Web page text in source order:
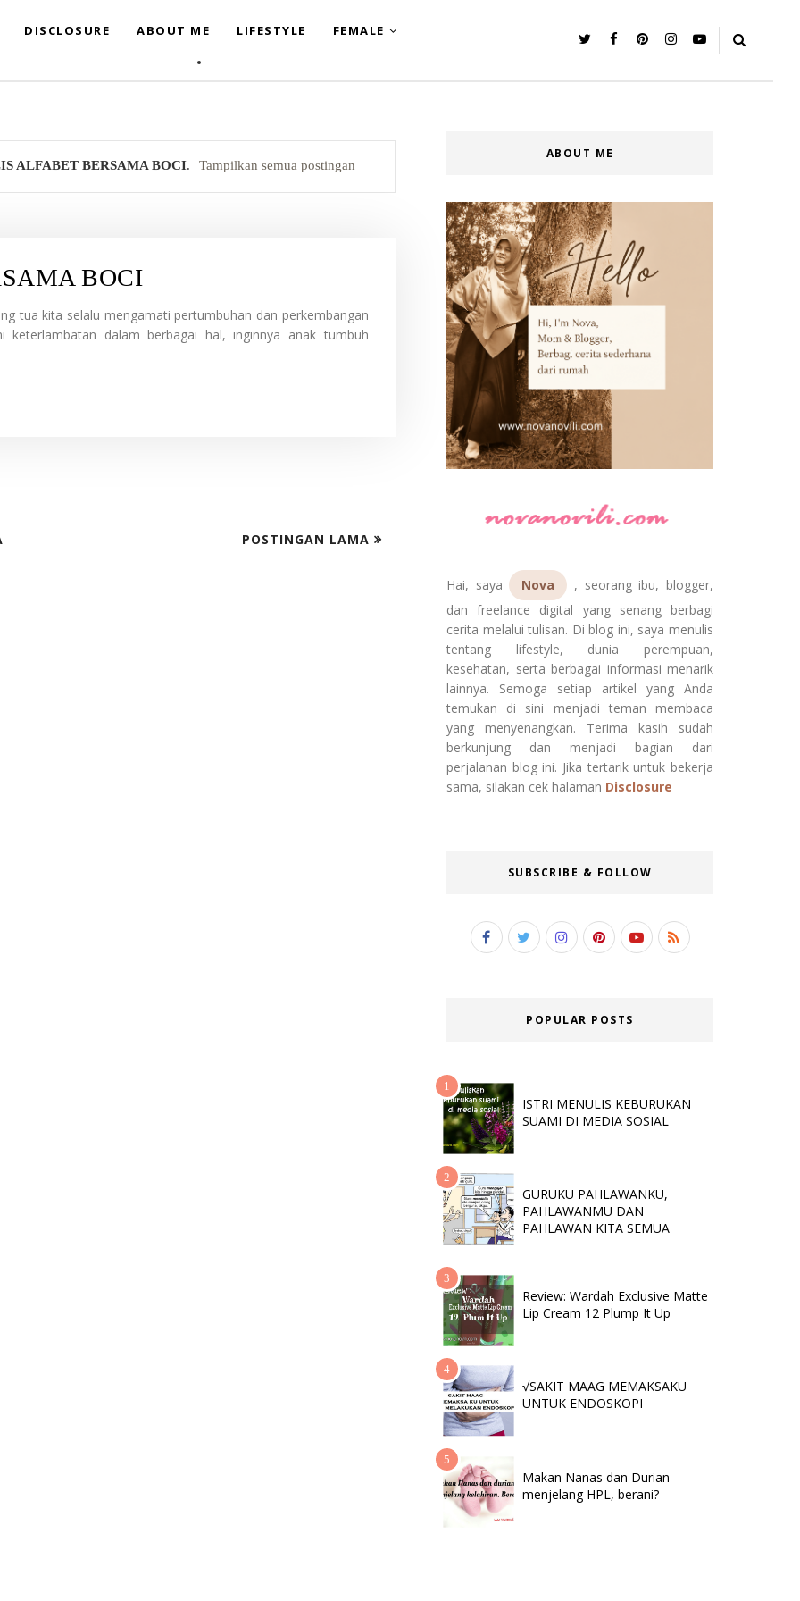
DISCLOSURE ABOUT ME LIFESTYLE FEMALE
ALFABET BERSAMA BOCI. Tampilkan semua postingan
BOCI
tua kita selalu mengamati pertumbuhan dan perkembangan
dalam berbagai hal, inginnya anak tumbuh
POSTINGAN LAMA
ABOUT ME
Hai, saya Nova
, seorang ibu, blogger,
dan freelance digital yang senang berbagi
cerita melalui tulisan. Di blog ini, saya menulis
tentang lifestyle, dunia perempuan,
kesehatan, serta berbagai informasi menarik
lainnya. Semoga setiap artikel yang Anda
temukan di sini menjadi teman membaca
yang menyenangkan. Terima kasih sudah
berkunjung dan menjadi bagian dari
perjalanan blog ini. Jika tertarik untuk bekerja
sama, silakan cek halaman Disclosure
SUBSCRIBE & FOLLOW
POPULAR POSTS
ISTRI MENULIS KEBURUKAN
SUAMI DI MEDIA SOSIAL
GURUKU PAHLAWANKU,
PAHLAWANMU DAN
PAHLAWAN KITA SEMUA
Review: Wardah Exclusive Matte
Lip Cream 12 Plump It Up
√SAKIT MAAG MEMAKSAKU
UNTUK ENDOSKOPI
Makan Nanas dan Durian
menjelang HPL, berani?